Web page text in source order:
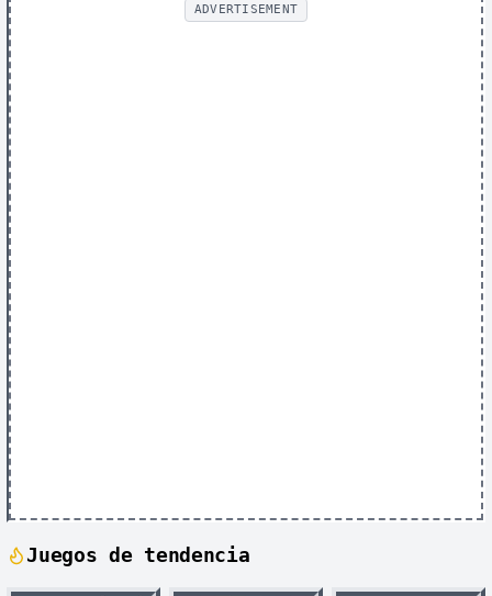
ADVERTISEMENT
Juegos de tendencia